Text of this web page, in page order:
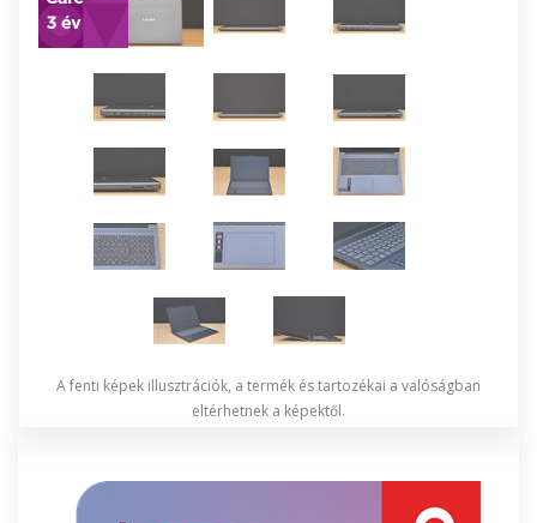
A fenti képek illusztrációk, a termék és tartozékai a valóságban
eltérhetnek a képektől.